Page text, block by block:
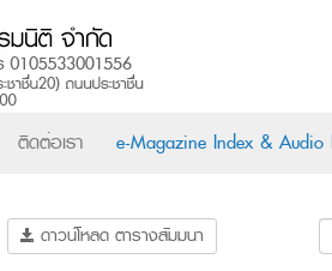
ติดต่อเรา e-Magazine Index & Audio
ดาวน์โหลด ตารางสัมมนา